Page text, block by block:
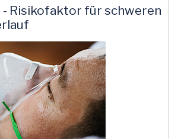
Risikofaktor für schweren